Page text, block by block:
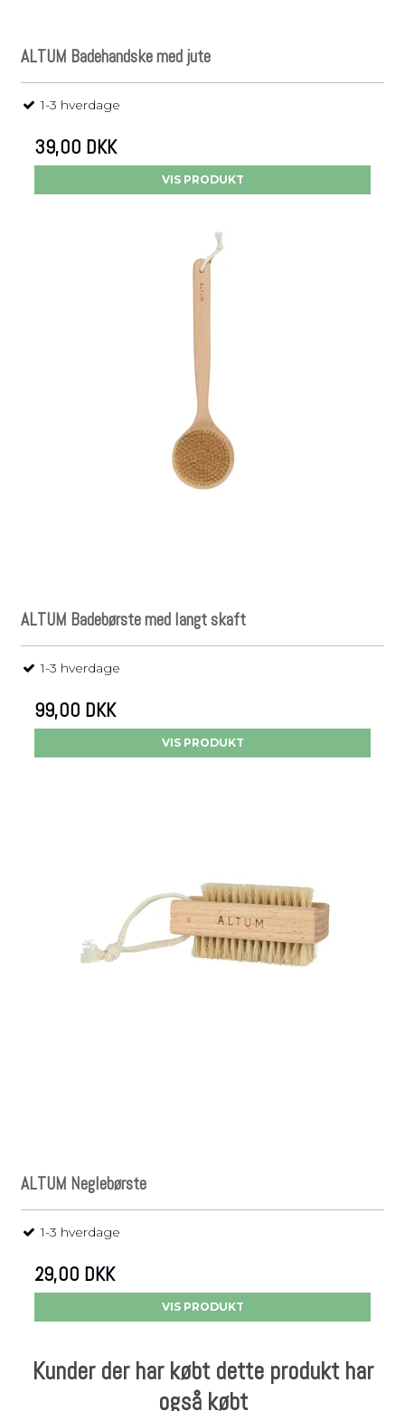
ALTUM Badehandske med jute
1-3 hverdage
39,00 DKK
VIS PRODUKT
ALTUM Badebørste med langt skaft
1-3 hverdage
99,00 DKK
VIS PRODUKT
ALTUM Neglebørste
1-3 hverdage
29,00 DKK
VIS PRODUKT
Kunder der har købt dette produkt har
også købt